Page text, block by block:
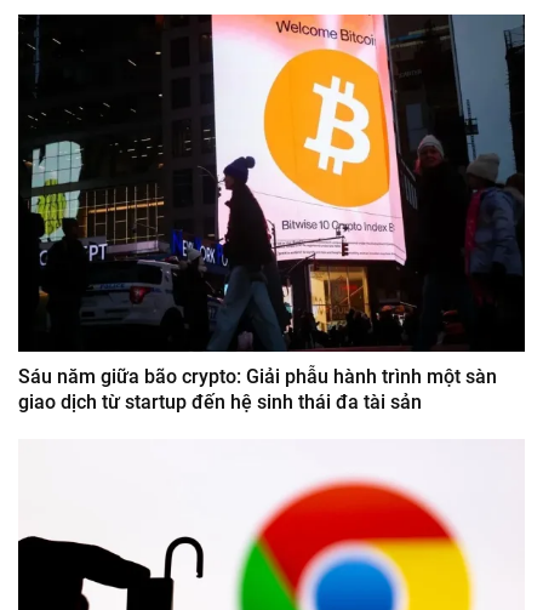
Sáu năm giữa bão crypto: Giải phẫu hành trình một sàn
giao dịch từ startup đến hệ sinh thái đa tài sản